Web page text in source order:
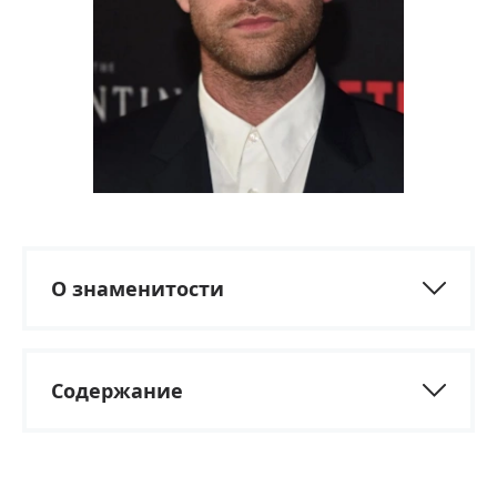
О знаменитости
Содержание